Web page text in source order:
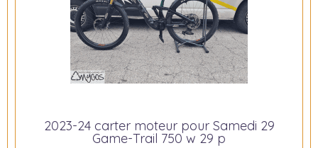
2023-24 carter moteur pour Samedi 29
Game-Trail 750 w 29 p